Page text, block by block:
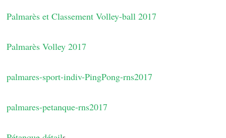
Palmarès et Classement Volley-ball 2017
Palmarès Volley 2017
palmares-sport-indiv-PingPong-rns2017
palmares-petanque-rns2017